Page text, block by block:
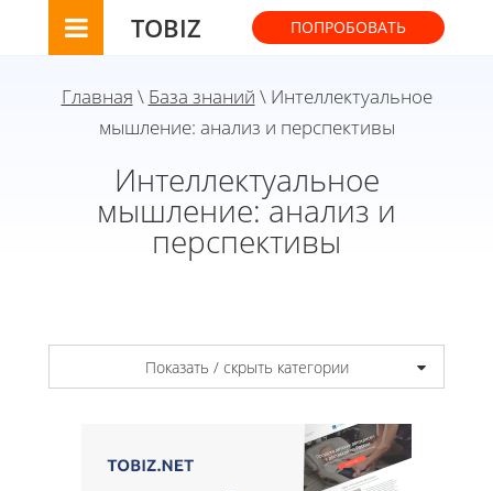
TOBIZ ПОПРОБОВАТЬ
Главная \ База знаний \ Интеллектуальное
мышление: анализ и перспективы
Интеллектуальное
мышление: анализ и
перспективы
Показать / скрыть категории